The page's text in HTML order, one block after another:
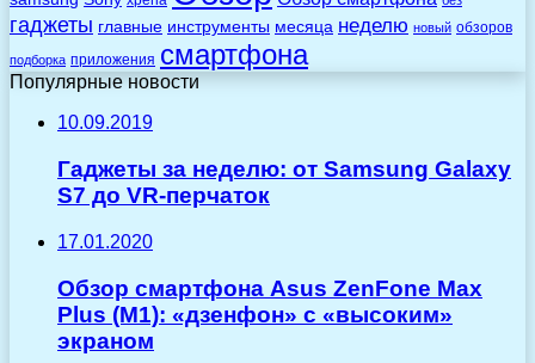
гаджеты главные инструменты месяца неделю новый обзоров
подборка приложения смартфона
Популярные новости
10.09.2019
Гаджеты за неделю: от Samsung Galaxy
S7 до VR-перчаток
17.01.2020
Обзор смартфона Asus ZenFone Max
Plus (M1): «дзенфон» с «высоким»
экраном